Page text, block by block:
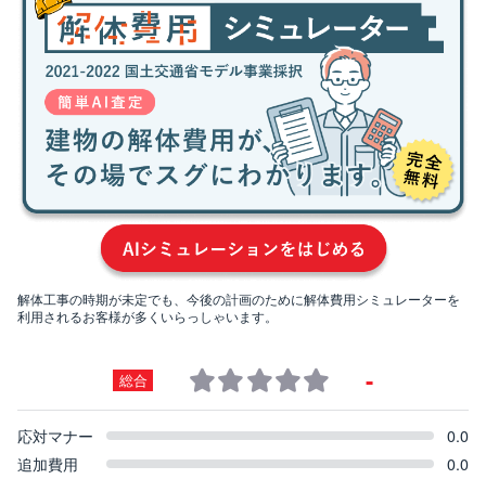
解体工事の時期が未定でも、今後の計画のために解体費用シミュレーターを
利用されるお客様が多くいらっしゃいます。
総合 -
応対マナー
0.0
追加費用
0.0